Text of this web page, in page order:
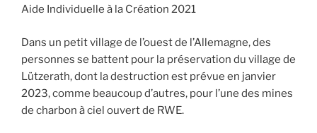
Aide Individuelle à la Création 2021
Dans un petit village de l’ouest de l’Allemagne, des
personnes se battent pour la préservation du village de
Lützerath, dont la destruction est prévue en janvier
2023, comme beaucoup d’autres, pour l’une des mines
de charbon à ciel ouvert de RWE.